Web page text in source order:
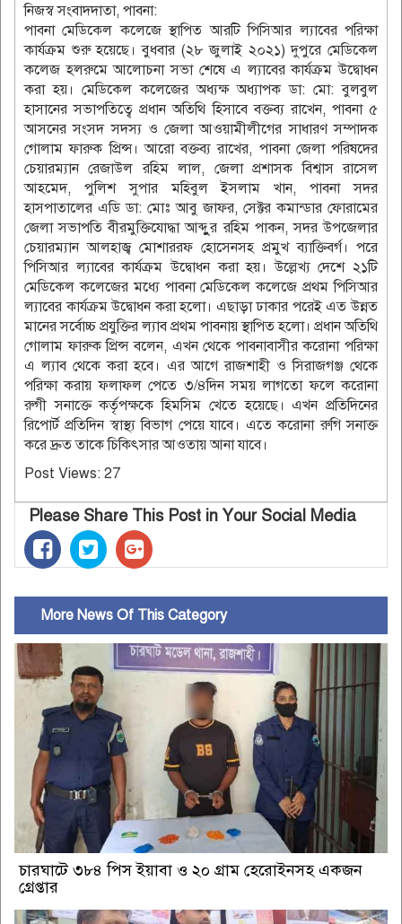
নিজস্ব সংবাদদাতা, পাবনা:
পাবনা মেডিকেল কলেজে স্থাপিত আরটি পিসিআর ল্যাবের পরিক্ষা
কার্যক্রম শুরু হয়েছে। বুধবার (২৮ জুলাই ২০২১) দুপুরে মেডিকেল
কলেজ হলরুমে আলোচনা সভা শেষে এ ল্যাবের কার্যক্রম উদ্বোধন
করা হয়। মেডিকেল কলেজের অধ্যক্ষ অধ্যাপক ডা: মো: বুলবুল
হাসানের সভাপতিত্বে প্রধান অতিথি হিসাবে বক্তব্য রাখেন, পাবনা ৫
আসনের সংসদ সদস্য ও জেলা আওয়ামীলীগের সাধারণ সম্পাদক
গোলাম ফারুক প্রিন্স। আরো বক্তব্য রাখের, পাবনা জেলা পরিষদের
চেয়ারম্যান রেজাউল রহিম লাল, জেলা প্রশাসক বিশ্বাস রাসেল
আহমেদ, পুলিশ সুপার মহিবুল ইসলাম খান, পাবনা সদর
হাসপাতালের এডি ডা: মোঃ আবু জাফর, সেক্টর কমান্ডার ফোরামের
জেলা সভাপতি বীরমুক্তিযোদ্ধা আব্দুুর রহিম পাকন, সদর উপজেলার
চেয়ারম্যান আলহাজ্ব মোশাররফ হোসেনসহ প্রমুখ ব্যাক্তিবর্গ। পরে
পিসিআর ল্যাবের কার্যক্রম উদ্বোধন করা হয়। উল্লেখ্য দেশে ২১টি
মেডিকেল কলেজের মধ্যে পাবনা মেডিকেল কলেজে প্রথম পিসিআর
ল্যাবের কার্যক্রম উদ্বোধন করা হলো। এছাড়া ঢাকার পরেই এত উন্নত
মানের সর্বোচ্চ প্রযুক্তির ল্যাব প্রথম পাবনায় স্থাপিত হলো। প্রধান অতিথি
গোলাম ফারুক প্রিন্স বলেন, এখন থেকে পাবনাবাসীর করোনা পরিক্ষা
এ ল্যাব থেকে করা হবে। এর আগে রাজশাহী ও সিরাজগঞ্জ থেকে
পরিক্ষা করায় ফলাফল পেতে ৩/৪দিন সময় লাগতো ফলে করোনা
রুগী সনাক্তে কর্তৃপক্ষকে হিমসিম খেতে হয়েছে। এখন প্রতিদিনের
রিপোর্ট প্রতিদিন স্বাস্থ্য বিভাগ পেয়ে যাবে। এতে করোনা রুগি সনাক্ত
করে দ্রুত তাকে চিকিৎসার আওতায় আনা যাবে।
Post Views: 27
Please Share This Post in Your Social Media
More News Of This Category
চারঘাটে ৩৮৪ পিস ইয়াবা ও ২০ গ্রাম হেরোইনসহ একজন
গ্রেপ্তার